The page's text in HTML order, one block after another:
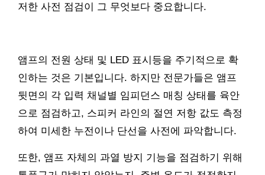
저한 사전 점검이 그 무엇보다 중요합니다.
앰프의 전원 상태 및 LED 표시등을 주기적으로 확
인하는 것은 기본입니다. 하지만 전문가들은 앰프
뒷면의 각 입력 채널별 임피던스 매칭 상태를 육안
으로 점검하고, 스피커 라인의 절연 저항 값도 측정
하여 미세한 누전이나 단선을 사전에 파악합니다.
또한, 앰프 자체의 과열 방지 기능을 점검하기 위해